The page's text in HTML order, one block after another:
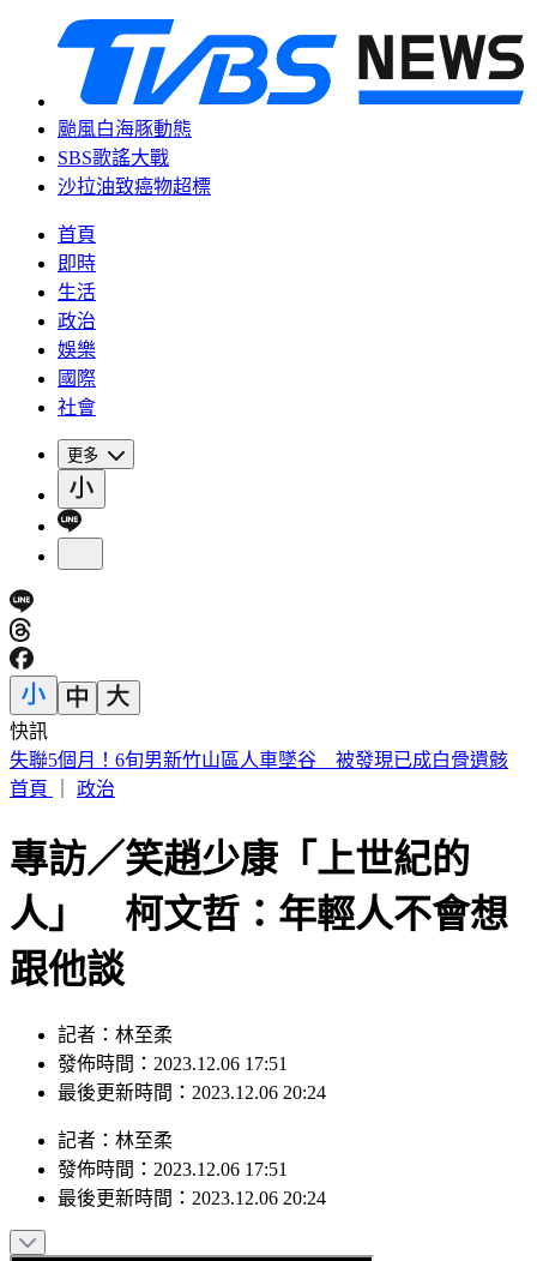
颱風白海豚動態
SBS歌謠大戰
沙拉油致癌物超標
首頁
即時
生活
政治
娛樂
國際
社會
更多
快訊
熊本一日兩震 上午規模5.1、下午同地區再晃規模4地震
首頁
政治
專訪／笑趙少康「上世紀的
人」 柯文哲：年輕人不會想
跟他談
記者：林至柔
發佈時間：2023.12.06 17:51
最後更新時間：2023.12.06 20:24
記者 ： 林至柔
發佈時間： 2023.12.06 17:51
最後更新時間： 2023.12.06 20:24